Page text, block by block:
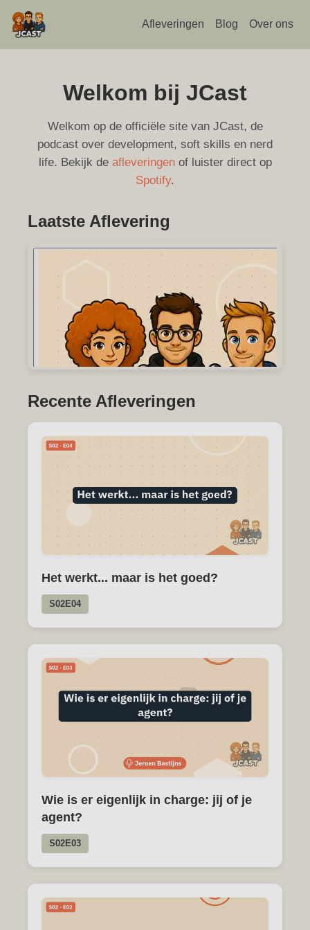
Afleveringen Blog Over ons
Welkom bij JCast
Welkom op de officiële site van JCast, de
podcast over development, soft skills en nerd
life. Bekijk de afleveringenof luister direct op
Spotify.
Laatste Aflevering
Recente Afleveringen
Het werkt... maar is het goed?
S02E04
Wie is er eigenlijk in charge: jij of je
agent?
S02E03